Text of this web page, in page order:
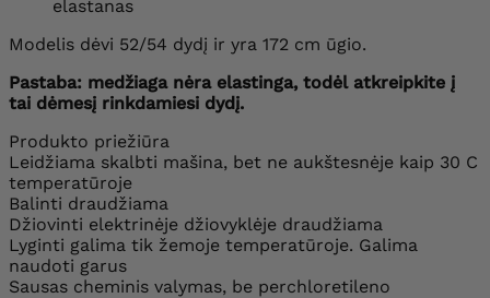
elastanas
Modelis dėvi 52/54 dydį ir yra 172 cm ūgio.
Pastaba: medžiaga nėra elastinga, todėl atkreipkite į
tai dėmesį rinkdamiesi dydį.
Produkto priežiūra
Leidžiama skalbti mašina, bet ne aukštesnėje kaip 30 C
temperatūroje
Balinti draudžiama
Džiovinti elektrinėje džiovyklėje draudžiama
Lyginti galima tik žemoje temperatūroje. Galima
naudoti garus
Sausas cheminis valymas, be perchloretileno